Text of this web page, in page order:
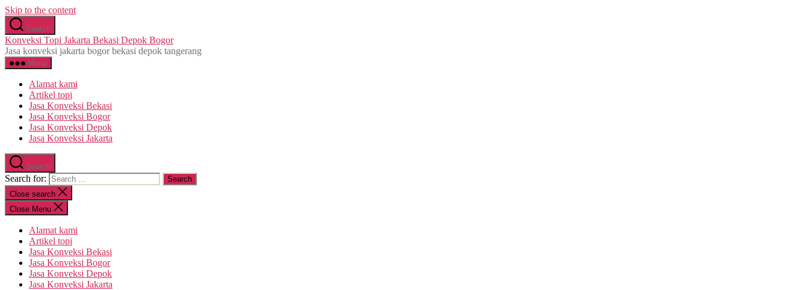
Skip to the content
Search
Konveksi Topi Jakarta Bekasi Depok Bogor
Jasa konveksi jakarta bogor bekasi depok tangerang
Menu
Alamat kami
Artikel topi
Jasa Konveksi Bekasi
Jasa Konveksi Bogor
Jasa Konveksi Depok
Jasa Konveksi Jakarta
Search
Search for:
Close search
Close Menu
Alamat kami
Artikel topi
Jasa Konveksi Bekasi
Jasa Konveksi Bogor
Jasa Konveksi Depok
Jasa Konveksi Jakarta